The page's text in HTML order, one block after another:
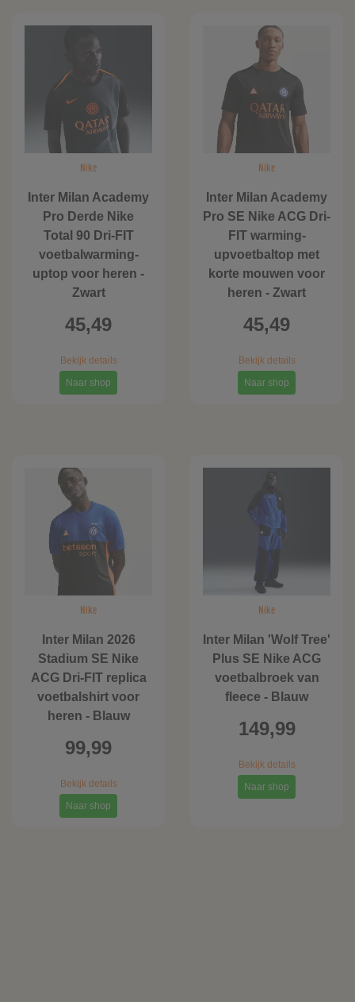
Nike
Inter Milan Academy
Pro Derde Nike
Total 90 Dri-FIT
voetbalwarming-
uptop voor heren -
Zwart
45,49
Bekijk details
Naar shop
Nike
Inter Milan Academy
Pro SE Nike ACG Dri-
FIT warming-
upvoetbaltop met
korte mouwen voor
heren - Zwart
45,49
Bekijk details
Naar shop
Nike
Inter Milan 2026
Stadium SE Nike
ACG Dri-FIT replica
voetbalshirt voor
heren - Blauw
99,99
Bekijk details
Naar shop
Nike
Inter Milan 'Wolf Tree'
Plus SE Nike ACG
voetbalbroek van
fleece - Blauw
149,99
Bekijk details
Naar shop